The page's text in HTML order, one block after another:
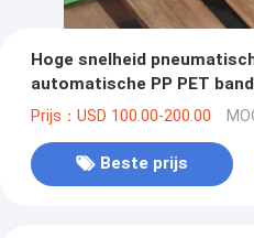
Hoge snelheid
automatische PP PET
smelt binding
Prijs：USD 100.00-200.00
Beste prijs